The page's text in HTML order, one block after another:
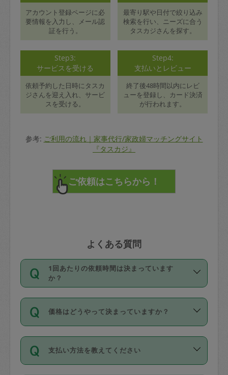
アカウント登録ページに必
要情報を入力し、メール認
証を行う。
最寄り駅や日付で絞り込み
検索を行い、ニーズに合う
タスカジさんを探す。
Step3:
サービスを受ける
依頼予約した日時にタスカ
ジさんを迎え入れ、サービ
スを受ける。
Step4:
支払いとレビュー
終了後48時間以内にレビ
ューを登録し、カード決済
が行われます。
参考: ご利用の流れ｜家事代行/家政婦マッチングサイト
『タスカジ』
よくある質問
1回あたりの依頼時間は決まっています
か？
依頼1回につき3時間固定です。3時間を
超えて依頼したい場合は、延長機能をご
利用ください。機能をご利用いただくに
の上事前申請することが必要です。な
お、3時間を下回っても、値引き等はござ
価格はどうやって決まっていますか？
11種類の価格帯の中からタスカジさん自
身が価格を選んで設定しています。
タスカジさんの価格設定には最初は制限
支払い方法を教えてください